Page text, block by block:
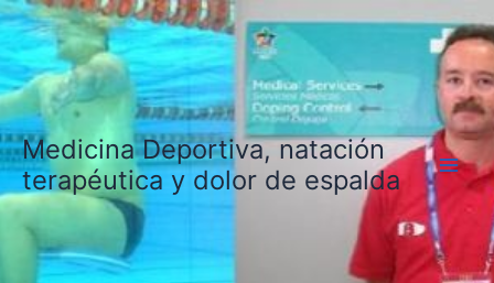
Ir
contenido
Medicina Deportiva, natación
terapéutica y dolor de espalda